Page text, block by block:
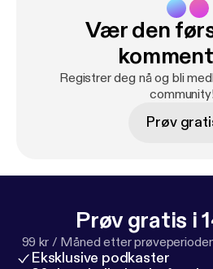
Vær den
Registrer deg nå og bli
community!
Prøv
Prøv gratis i
99 kr / Måned etter
Eksklusive podkaster